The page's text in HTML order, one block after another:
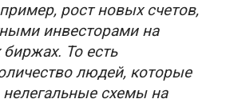
рост новых счетов,
инвесторами на
То есть
людей, которые
схемы на